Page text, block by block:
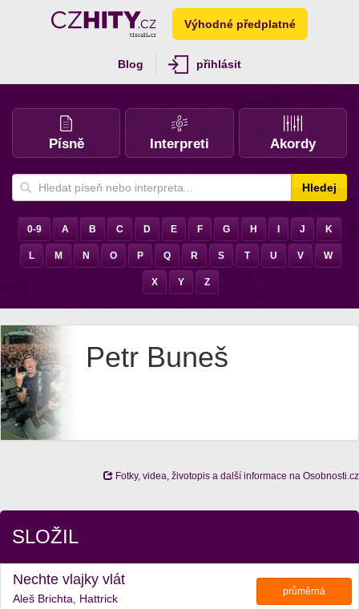
Výhodné předplatné
Blog přihlásit
Písně Interpreti Akordy
Hledej
0-9 A B C D E F G H J K
L M N O P Q R S T U V W
X Y Z
Petr Buneš
Fotky, videa, životopis a další informace na Osobnosti.cz
SLOŽIL
Nechte vlajky vlát
Aleš Brichta, Hattrick
průměrná